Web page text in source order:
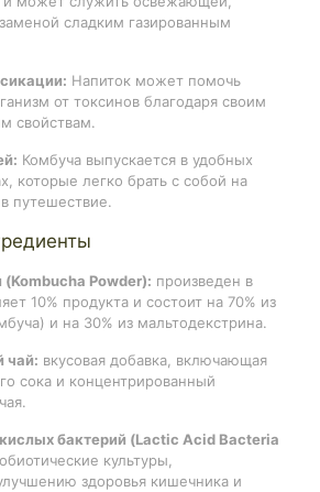
сладким газированным
Напиток может помочь
от токсинов благодаря своим
свойствам.
Комбуча выпускается в удобных
которые легко брать с собой на
путешествие.
Powder): произведен в
10% продукта и состоит на 70% из
и на 30% из мальтодекстрина.
чай: вкусовая добавка, включающая
сока и концентрированный
бактерий (Lactic Acid Bacteria
культуры,
здоровья кишечника и